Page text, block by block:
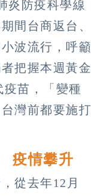
炎防疫科學線
間台商返台、
波流行，呼籲
把握本週黃金
苗，「變種
灣前都要施打
疫情攀升
從去年12月